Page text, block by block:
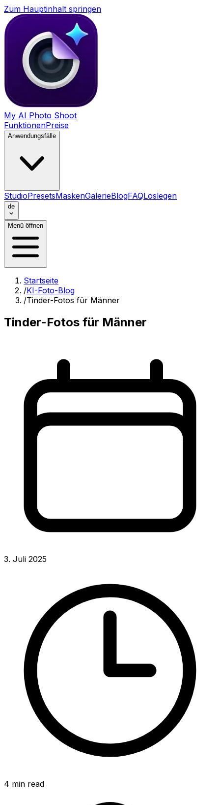
Zum Hauptinhalt springen
My AI Photo Shoot
FunktionenPreise
Anwendungsfälle
StudioPresetsMaskenGalerieBlogFAQLoslegen
de
Menü öffnen
Startseite
/KI-Foto-Blog
/Tinder-Fotos für Männer
Tinder-Fotos für Männer
3. Juli 2025
4 min read